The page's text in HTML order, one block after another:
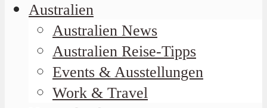
Australien
Australien News
Australien Reise-Tipps
Events & Ausstellungen
Work & Travel